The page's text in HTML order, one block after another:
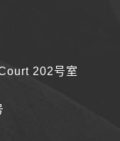
202号室